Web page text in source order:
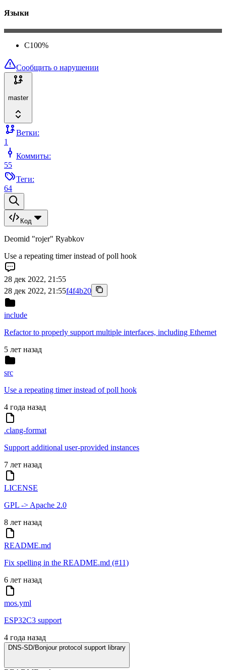
Языки
C100%
Сообщить о нарушении
master
Ветки:
1
Коммиты:
55
Теги:
64
Код
Deomid "rojer" Ryabkov
Use a repeating timer instead of poll hook
28 дек 2022, 21:55
28 дек 2022, 21:55f4f4b20
include
Refactor to properly support multiple interfaces, including Ethernet
5 лет назад
src
Use a repeating timer instead of poll hook
4 года назад
.clang-format
Support additional user-provided instances
7 лет назад
LICENSE
GPL -> Apache 2.0
8 лет назад
README.md
Fix spelling in the README.md (#11)
6 лет назад
mos.yml
ESP32C3 support
4 года назад
DNS-SD/Bonjour protocol support library